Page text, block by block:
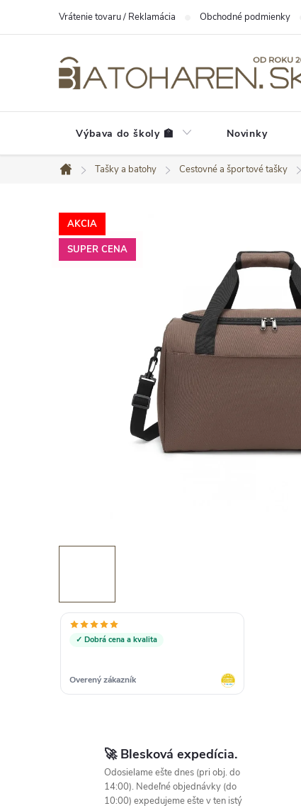
Vrátenie tovaru / Reklamácia Obchodné podmienky
Výbava do školy 🏫 Novinky
Domov
Tašky a batohy Cestovné a športové tašky
AKCIA
SUPER CENA
✓ Dobrá cena a kvalita
Overený zákazník
🚀 Blesková expedícia.
Odosielame ešte dnes (pri obj. do
14:00). Nedeľné objednávky (do
10:00) expedujeme ešte v ten istý